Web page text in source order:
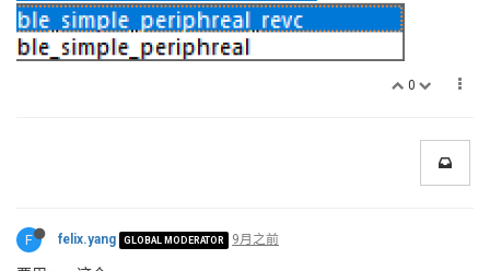
0
F felix.yang GLOBAL MODERATOR 9月之前